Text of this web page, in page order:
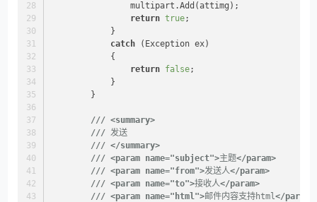
                multipart.Add(attimg);
return true;
            }
catch (Exception ex)
            {
return false;
            }
        }
/// <summary>
/// 发送
/// </summary>
/// <param name="subject">主题</param>
/// <param name="from">发送人</param>
/// <param name="to">接收人</param>
/// <param name="html">邮件内容支持html</param>